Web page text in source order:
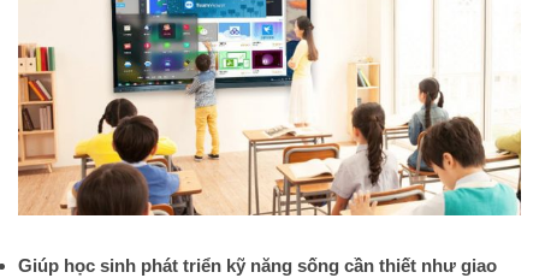
Giúp học sinh phát triển kỹ năng sống cần thiết như giao